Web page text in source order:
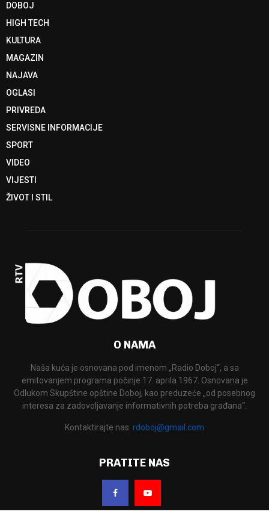
DOBOJ
HIGH TECH
KULTURA
MAGAZIN
NAJAVA
OGLASI
PRIVREDA
SERVISNE INFORMACIJE
SPORT
VIDEO
VIJESTI
ŽIVOT I STIL
O NAMA
Naša kuća je osnovana pod imenom „Radio Doboj“, a sa
emitovanjem programa počinje 17. aprila 1967. Osnovana je
Odlukom Skupštine opštine Doboj, kao preduzeće „od posebnog
interesa za zadovoljavanje informativnih potreba građana“.
Kontaktirajte nas: rdoboj@gmail.com
PRATITE NAS